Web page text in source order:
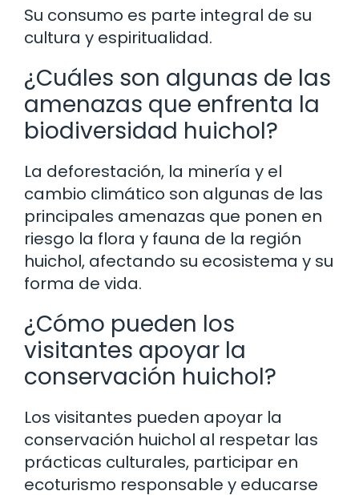
Su consumo es parte integral de su
cultura y espiritualidad.
¿Cuáles son algunas de las
amenazas que enfrenta la
biodiversidad huichol?
La deforestación, la minería y el
cambio climático son algunas de las
principales amenazas que ponen en
riesgo la flora y fauna de la región
huichol, afectando su ecosistema y su
forma de vida.
¿Cómo pueden los
visitantes apoyar la
conservación huichol?
Los visitantes pueden apoyar la
conservación huichol al respetar las
prácticas culturales, participar en
ecoturismo responsable y educarse